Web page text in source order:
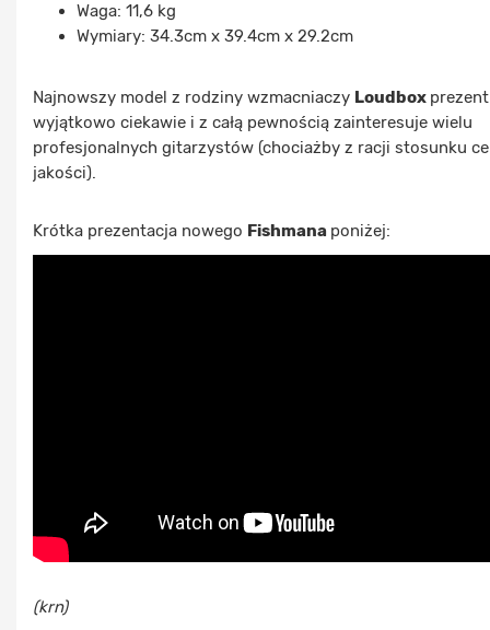
Waga: 11,6 kg
Wymiary: 34.3cm x 39.4cm x 29.2cm
Najnowszy model z rodziny wzmacniaczy Loudbox
wyjątkowo ciekawie i z całą pewnością zainteresuje wielu
profesjonalnych gitarzystów (chociażby z racji stosunku
jakości).
Krótka prezentacja nowego Fishmana poniżej:
(krn)